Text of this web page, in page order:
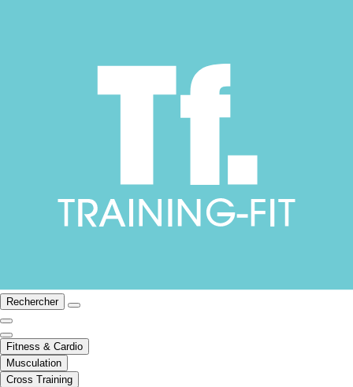
Rechercher
Fitness & Cardio
Musculation
Cross Training